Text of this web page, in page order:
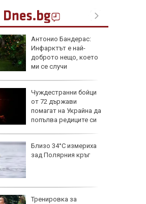
Антонио Бандерас:
Инфарктът е най-
доброто нещо, което
ми се случи
Чуждестранни бойци
от 72 държави
помагат на Украйна да
попълва редиците си
Близо 34°C измериха
зад Полярния кръг
Тренировка за